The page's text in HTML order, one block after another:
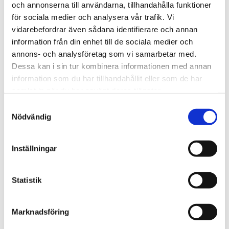
och annonserna till användarna, tillhandahålla funktioner
för sociala medier och analysera vår trafik. Vi
vidarebefordrar även sådana identifierare och annan
information från din enhet till de sociala medier och
annons- och analysföretag som vi samarbetar med.
Dessa kan i sin tur kombinera informationen med annan
information som du har tillhandahållit eller som de har
Nödvändig
Inställningar
Statistik
Marknadsföring
Afrika
Nigeriansk kvinna ville
slå världs­rekord – läste
Bibeln i 144 timmar